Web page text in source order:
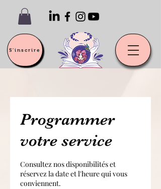
S'inscrire
Programmer
votre service
Consultez nos disponibilités et
réservez la date et l'heure qui vous
conviennent.